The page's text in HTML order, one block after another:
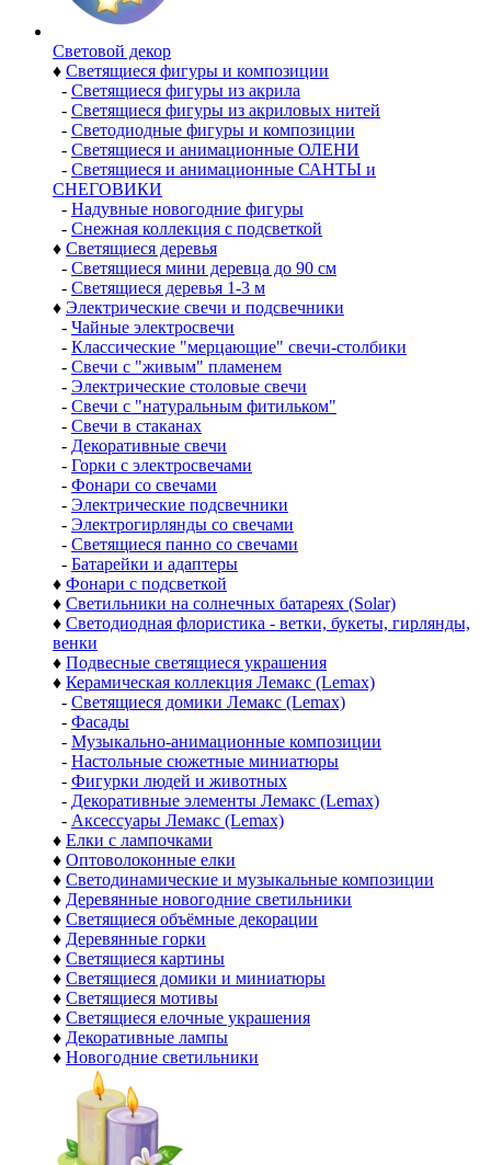
Световой декор
♦ Светящиеся фигуры и композиции
- Светящиеся фигуры из акрила
- Светящиеся фигуры из акриловых нитей
- Светодиодные фигуры и композиции
- Светящиеся и анимационные ОЛЕНИ
- Светящиеся и анимационные САНТЫ и
СНЕГОВИКИ
- Надувные новогодние фигуры
- Снежная коллекция с подсветкой
♦ Светящиеся деревья
- Светящиеся мини деревца до 90 см
- Светящиеся деревья 1-3 м
♦ Электрические свечи и подсвечники
- Чайные электросвечи
- Классические "мерцающие" свечи-столбики
- Свечи с "живым" пламенем
- Электрические столовые свечи
- Свечи с "натуральным фитильком"
- Свечи в стаканах
- Декоративные свечи
- Горки с электросвечами
- Фонари со свечами
- Электрические подсвечники
- Электрогирлянды со свечами
- Светящиеся панно со свечами
- Батарейки и адаптеры
♦ Фонари с подсветкой
♦ Светильники на солнечных батареях (Solar)
♦ Светодиодная флористика - ветки, букеты, гирлянды,
венки
♦ Подвесные светящиеся украшения
♦ Керамическая коллекция Лемакс (Lemax)
- Светящиеся домики Лемакс (Lemax)
- Фасады
- Музыкально-анимационные композиции
- Настольные сюжетные миниатюры
- Фигурки людей и животных
- Декоративные элементы Лемакс (Lemax)
- Аксессуары Лемакс (Lemax)
♦ Елки с лампочками
♦ Оптоволоконные елки
♦ Светодинамические и музыкальные композиции
♦ Деревянные новогодние светильники
♦ Светящиеся объёмные декорации
♦ Деревянные горки
♦ Светящиеся картины
♦ Светящиеся домики и миниатюры
♦ Светящиеся мотивы
♦ Светящиеся елочные украшения
♦ Декоративные лампы
♦ Новогодние светильники